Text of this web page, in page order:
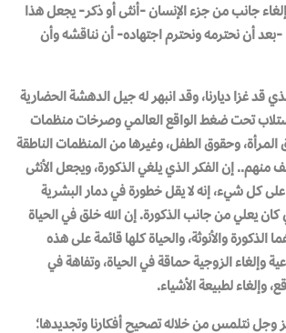
جانب من جزء الإنسان -أنثى أو ذكر- يجعل هذا
-بعد أن نحترمه ونحترم اجتهاده- أن نناقشه وأن
قد غزا ديارنا، وقد انبهر له جيل الدهشة الحضارية
تحت ضغط الواقع العالمي وصرخات منظمات
وحقوق الطفل، وغيرها من المنظمات الناطقة
منهم.. إن الفكر الذي يلغي الذكورة، ويجعل الأنثى
كل شيء، إنه لا يقل خطورة في دمار البشرية
كان يعلي من جانب الذكورة. إن الله خلق في الحياة
الذكورة والأنوثة، والحياة كلها قائمة على هذه
وإلغاء الزوجية حماقة في الحياة، وتفاهة في
وإلغاء لطبيعة الأشياء.
وجل نتلمس من خلاله تصحيح أفكارنا وتجديدها؛